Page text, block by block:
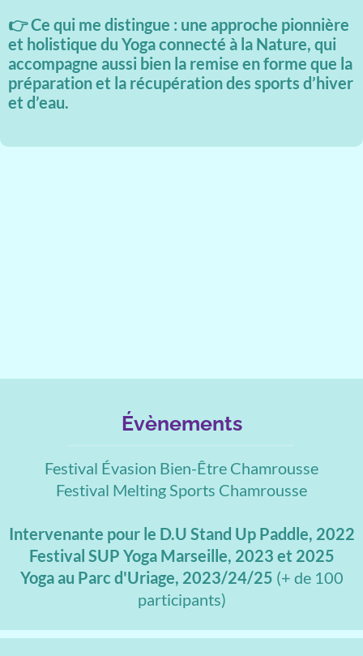
👉 Ce qui me distingue : une approche pionnière
et holistique du Yoga connecté à la Nature, qui
accompagne aussi bien la remise en forme que la
préparation et la récupération des sports d’hiver
et d’eau.
Évènements
Festival Évasion Bien-Être Chamrousse
Festival Melting Sports Chamrousse
Intervenante pour le D.U Stand Up Paddle, 2022
Festival SUP Yoga Marseille, 2023 et 2025
Yoga au Parc d'Uriage, 2023/24/25 (+ de 100
participants)